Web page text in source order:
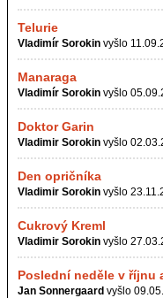
Telurie
Vladimír Sorokin vyšlo
Manaraga
Vladimír Sorokin vyšlo
Doktor Garin
Vladimir Sorokin vyšlo
Den opričníka
Vladimir Sorokin vyšlo
Cukrový Kreml
Vladimir Sorokin vyšlo
Poslední neděle v říjnu
Jan Sonnergaard vyšlo